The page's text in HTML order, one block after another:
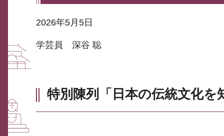
2026年5月5日
学芸員 深谷 聡
特別陳列「日本の伝統文化